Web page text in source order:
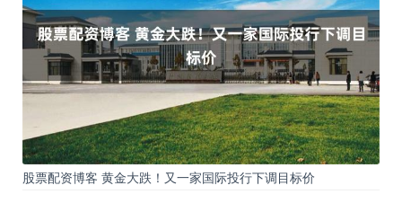
股票配资博客 黄金大跌！又一家国际投行下调目标价